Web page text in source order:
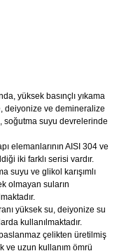
yüksek basınçlı yıkama
deiyonize ve demineralize
soğutma suyu devrelerinde
elemanlarının AISI 304 ve
iki farklı serisi vardır.
suyu ve glikol karışımlı
olmayan suların
yüksek su, deiyonize su
kullanılmaktadır.
çelikten üretilmiş
ve uzun kullanım ömrü